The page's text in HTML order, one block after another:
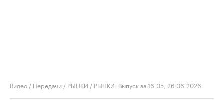
Видео / Передачи / РЫНКИ / РЫНКИ. Выпуск за 16:05, 26.06.2026